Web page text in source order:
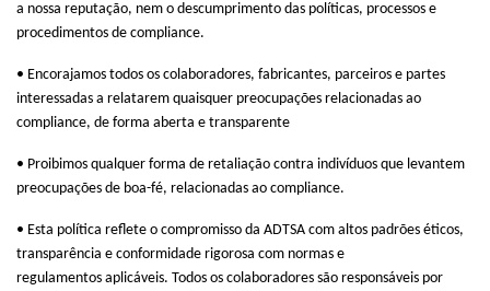
a nossa reputação, nem o descumprimento das políticas, processos e
procedimentos de compliance.
• Encorajamos todos os colaboradores, fabricantes, parceiros e partes
interessadas a relatarem quaisquer preocupações relacionadas ao
compliance, de forma aberta e transparente
• Proibimos qualquer forma de retaliação contra indivíduos que levantem
preocupações de boa-fé, relacionadas ao compliance.
• Esta política reflete o compromisso da ADTSA com altos padrões éticos,
transparência e conformidade rigorosa com normas e
regulamentos aplicáveis. Todos os colaboradores são responsáveis por